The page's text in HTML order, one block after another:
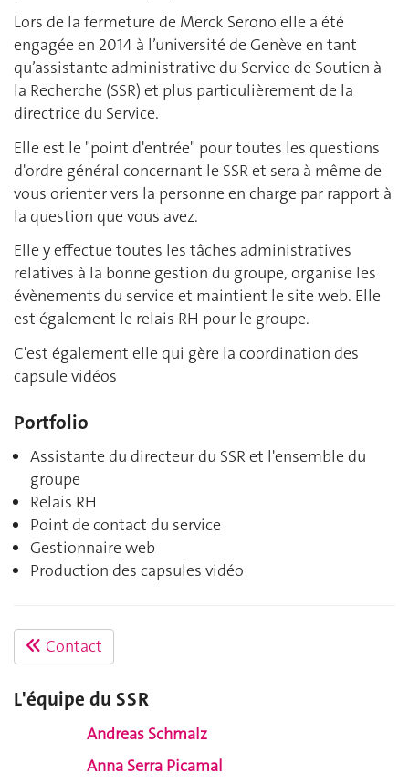
Lors de la fermeture de Merck Serono elle a été
engagée en 2014 à l’université de Genève en tant
qu’assistante administrative du Service de Soutien à
la Recherche (SSR) et plus particulièrement de la
directrice du Service.
Elle est le "point d'entrée" pour toutes les questions
d'ordre général concernant le SSR et sera à même de
vous orienter vers la personne en charge par rapport à
la question que vous avez.
Elle y effectue toutes les tâches administratives
relatives à la bonne gestion du groupe, organise les
évènements du service et maintient le site web. Elle
est également le relais RH pour le groupe.
C'est également elle qui gère la coordination des
capsule vidéos
Portfolio
Assistante du directeur du SSR et l'ensemble du
groupe
Relais RH
Point de contact du service
Gestionnaire web
Production des capsules vidéo
Contact
L'équipe du SSR
Andreas Schmalz
Anna Serra Picamal